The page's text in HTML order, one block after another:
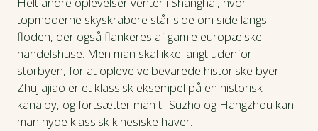
topmoderne skyskrabere står side om side langs
floden, der også flankeres af gamle europæiske
handelshuse. Men man skal ikke langt udenfor
storbyen, for at opleve velbevarede historiske byer.
Zhujiajiao er et klassisk eksempel på en historisk
kanalby, og fortsætter man til Suzho og Hangzhou kan
man nyde klassisk kinesiske haver.